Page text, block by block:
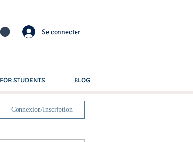
Se connecter
FOR STUDENTS BLOG
Connexion/Inscription